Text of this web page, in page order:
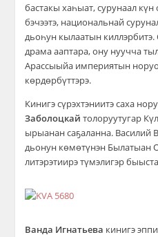
бастакы хаһыат, сурунаал күн
бэчээтэ, национальнай
дьоһун кылаатын
драма ааптара, ону нуучча
Арассыыйа империятын
көрдөрбүттэрэ.
Кинигэ сүрэхтэниитэ саха
Заболоцкайтолоруутугар
ырыанан саҕаланна. Василий
дьонун көмөтүнэн Былатыан
литэрэтиирэ түмэлигэр
Ванда Игнатьева кинигэ